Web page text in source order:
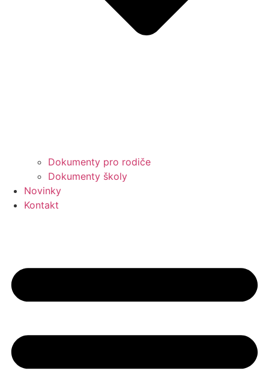
Dokumenty pro rodiče
Dokumenty školy
Novinky
Kontakt